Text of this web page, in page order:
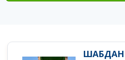
ШАБДАН